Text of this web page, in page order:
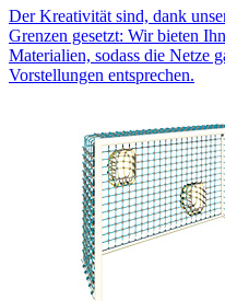
Der Kreativität sind, dank
Grenzen gesetzt: Wir bieten
Materialien, sodass die Netze
Vorstellungen entsprechen.